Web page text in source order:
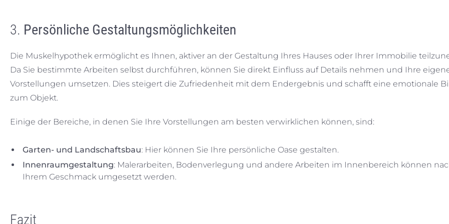
3. Persönliche Gestaltungsmöglichkeiten
Die Muskelhypothek ermöglicht es Ihnen, aktiver an der Gestaltung Ihres Hauses oder Ihrer Immobilie
Da Sie bestimmte Arbeiten selbst durchführen, können Sie direkt Einfluss auf Details nehmen und Ihre
Vorstellungen umsetzen. Dies steigert die Zufriedenheit mit dem Endergebnis und schafft eine emotionale
zum Objekt.
Einige der Bereiche, in denen Sie Ihre Vorstellungen am besten verwirklichen können, sind:
Garten- und Landschaftsbau: Hier können Sie Ihre persönliche Oase gestalten.
Innenraumgestaltung: Malerarbeiten, Bodenverlegung und andere Arbeiten im Innenbereich können
Ihrem Geschmack umgesetzt werden.
Fazit